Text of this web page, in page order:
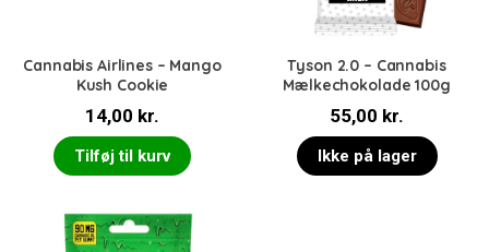
Cannabis Airlines – Mango
Kush Cookie
14,00 kr.
Tilføj til kurv
Tyson 2.0 – Cannabis
Mælkechokolade 100g
55,00 kr.
Ikke på lager